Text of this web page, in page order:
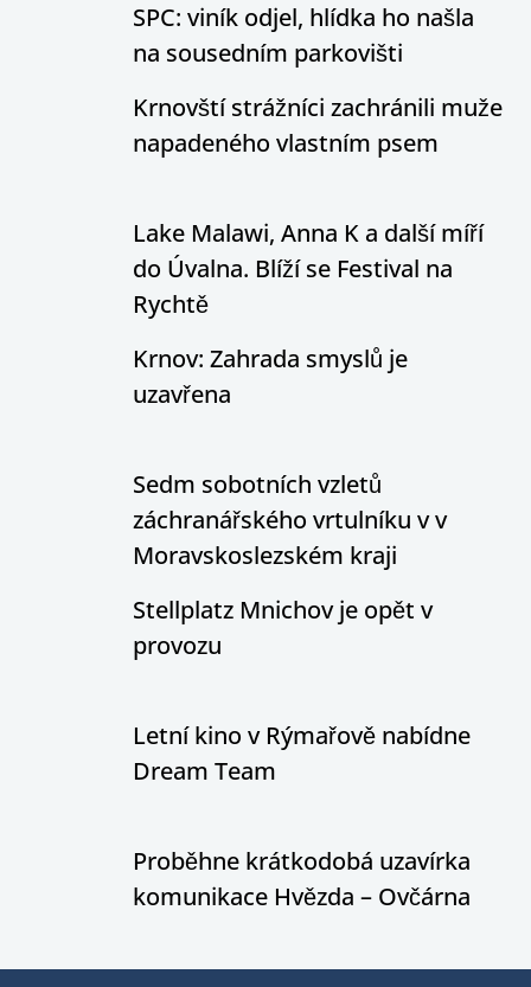
SPC: viník odjel, hlídka ho našla
na sousedním parkovišti
Krnovští strážníci zachránili muže
napadeného vlastním psem
Lake Malawi, Anna K a další míří
do Úvalna. Blíží se Festival na
Rychtě
Krnov: Zahrada smyslů je
uzavřena
Sedm sobotních vzletů
záchranářského vrtulníku v v
Moravskoslezském kraji
Stellplatz Mnichov je opět v
provozu
Letní kino v Rýmařově nabídne
Dream Team
Proběhne krátkodobá uzavírka
komunikace Hvězda – Ovčárna